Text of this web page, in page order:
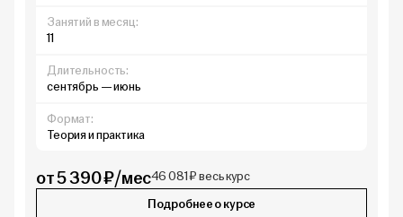
Занятий в месяц:
11
Длительность:
сентябрь — июнь
Формат:
Теория и практика
от 5 390 ₽/мес46 081 ₽ весь курс
Подробнее о курсе